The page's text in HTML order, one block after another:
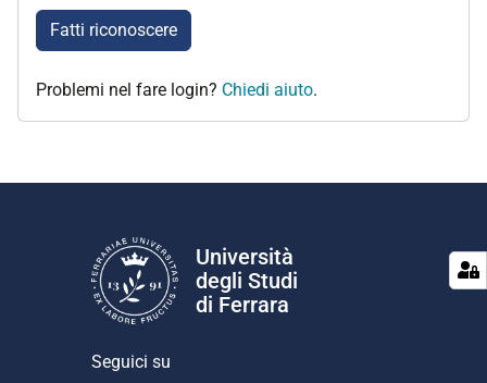
Fatti riconoscere
Problemi nel fare login? Chiedi aiuto.
Università
degli Studi
di Ferrara
Seguici su